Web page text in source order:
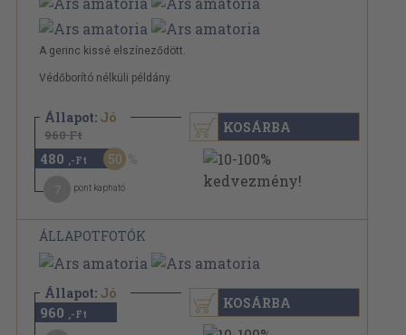
A gerinc kissé elszíneződött.
Védőborító nélküli példány.
Állapot: Jó
960 Ft
480 ,-Ft 50
pont kapható
KOSÁRBA
ÁLLAPOTFOTÓK
Állapot: Jó
960 ,-Ft
KOSÁRBA